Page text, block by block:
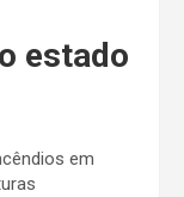
estado
em